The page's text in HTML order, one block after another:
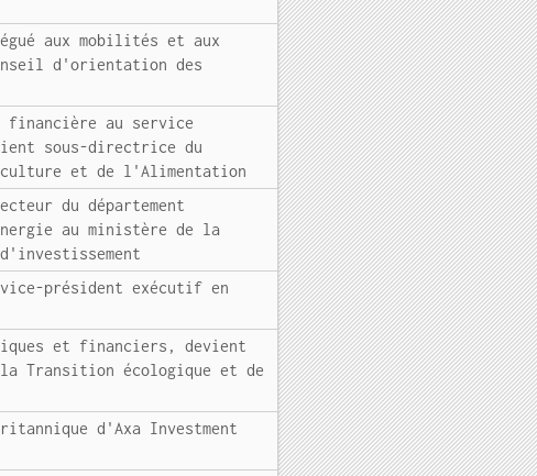
aux mobilités et aux
d'orientation des
financière au service
sous-directrice du
et de l'Alimentation
du département
au ministère de la
vice-président exécutif en
et financiers, devient
Transition écologique et de
d'Axa Investment